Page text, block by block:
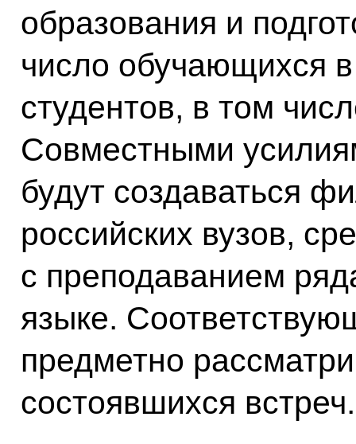
образования и
число обучающихся
студентов, в том
Совместными
будут создаваться
российских вузов,
с преподаванием
языке.
предметно
состоявшихся встреч.